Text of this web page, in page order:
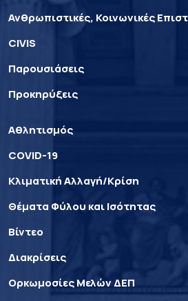
Ανθρωπιστικές, Κοινωνικές
CIVIS
Παρουσιάσεις
Προκηρύξεις
Αθλητισμός
COVID-19
Κλιματική Αλλαγή/Κρίση
Θέματα Φύλου και Ισότητας
Βίντεο
Διακρίσεις
Ορκωμοσίες Μελών ΔΕΠ